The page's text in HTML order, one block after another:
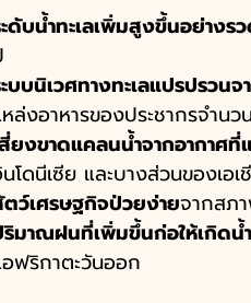
ดับน้ำทะเลเพิ่มสูงขึ้นอย่างร
บบนิเวศทางทะเลแปรปรวน
ล่งอาหารของประชากรจำนว
ยงขาดแคลนน้ำจากอากาศ
โดนีเซีย และบางส่วนของเอเ
ว์เศรษฐกิจป่วยง่ายจากสภ
มาณฝนที่เพิ่มขึ้นก่อให้เกิดน้
ฟริกาตะวันออก